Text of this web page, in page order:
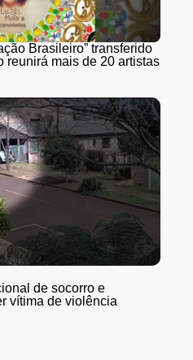
Brasileiro” transferido
reunirá mais de 20 artistas
de socorro e
vítima de violência